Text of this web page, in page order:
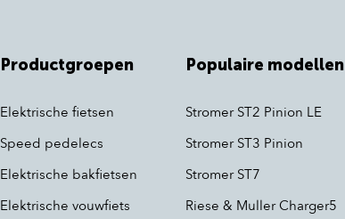
Productgroepen
Elektrische fietsen
Speed pedelecs
Elektrische bakfietsen
Elektrische vouwfiets
Populaire modellen
Stromer ST2 Pinion LE
Stromer ST3 Pinion
Stromer ST7
Riese & Muller Charger5